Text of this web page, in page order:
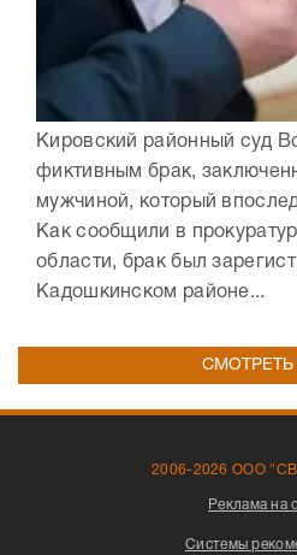
Кировский районный суд
фиктивным брак,
мужчиной, который
Как сообщили в
области, брак был
Кадошкинском районе...
2006-2026 ООО
Реклама на
Системы